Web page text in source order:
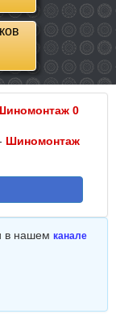
0
Шиномонтаж
в нашем канале